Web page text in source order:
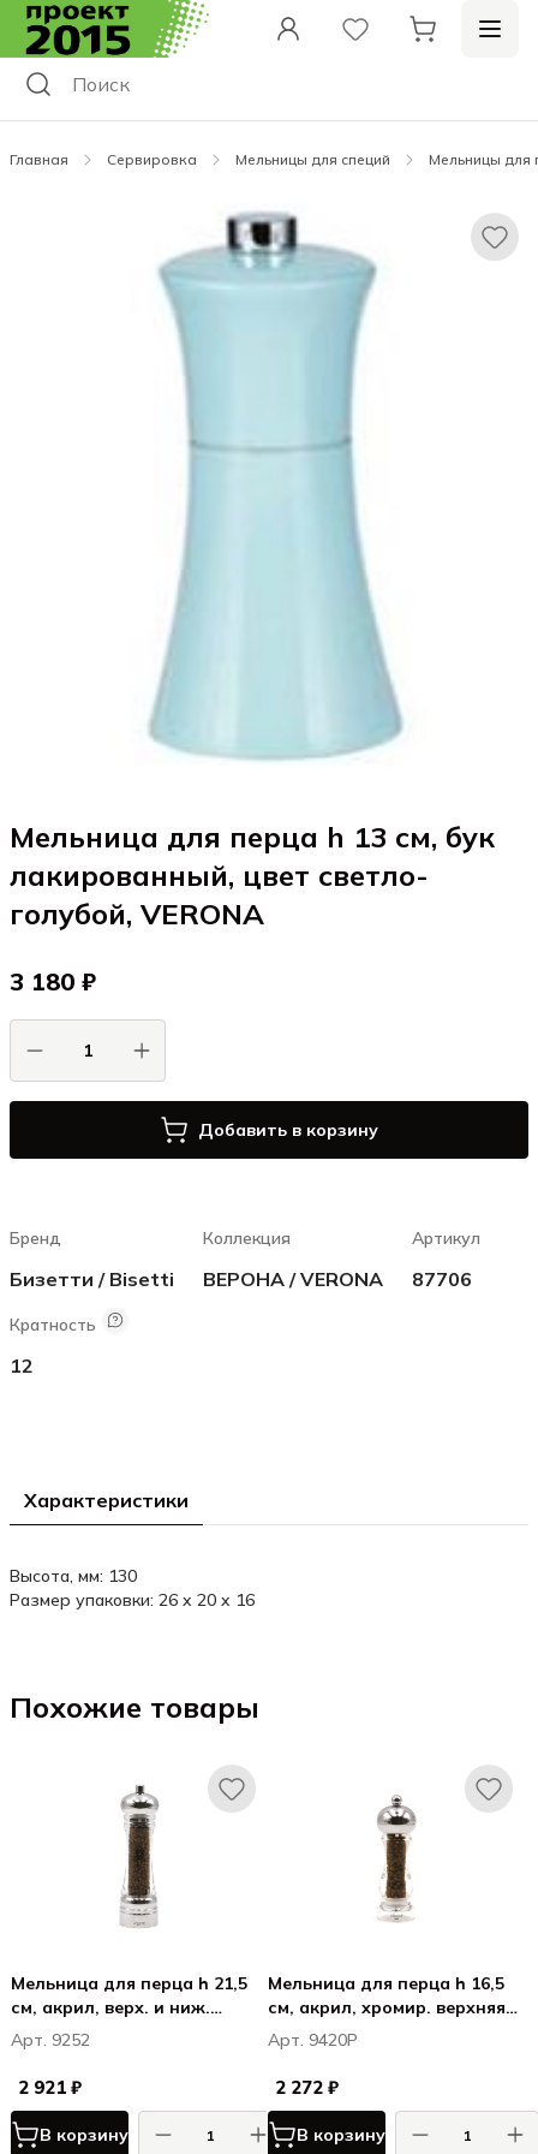
Главная Сервировка Мельницы для специй Мельницы для
Мельница для перца h 13 см, бук
лакированный, цвет светло-
голубой, VERONA
3 180 ₽
Добавить в корзину
Бренд
Бизетти / Bisetti
Коллекция
ВЕРОНА / VERONA
Артикул
87706
Кратность
12
Характеристики
Высота, мм: 130
Размер упаковки: 26 x 20 x 16
Похожие товары
Мельница для перца h 21,5
см, акрил, верх. и ниж.
части с хромированные,
прозрачная, ТАОРМИНА /
TAORMINA
Арт. 9252
2 921 ₽
В корзину
Мельница для перца h 16,5
см, акрил, хромир. верхняя
часть, прозрачная, КАПРИ /
CAPRI
Арт. 9420P
2 272 ₽
В корзину